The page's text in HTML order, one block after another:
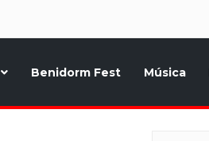
Benidorm Fest Música